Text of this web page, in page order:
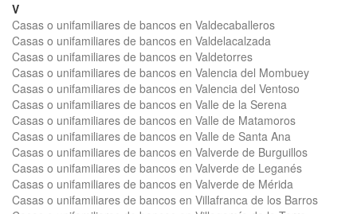
V
Casas o unifamiliares de bancos en Valdecaballeros
Casas o unifamiliares de bancos en Valdelacalzada
Casas o unifamiliares de bancos en Valdetorres
Casas o unifamiliares de bancos en Valencia del Mombuey
Casas o unifamiliares de bancos en Valencia del Ventoso
Casas o unifamiliares de bancos en Valle de la Serena
Casas o unifamiliares de bancos en Valle de Matamoros
Casas o unifamiliares de bancos en Valle de Santa Ana
Casas o unifamiliares de bancos en Valverde de Burguillos
Casas o unifamiliares de bancos en Valverde de Leganés
Casas o unifamiliares de bancos en Valverde de Mérida
Casas o unifamiliares de bancos en Villafranca de los Barros